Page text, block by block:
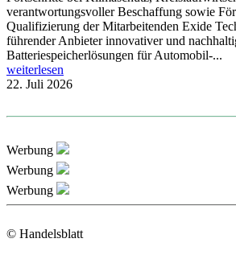
verantwortungsvoller Beschaffung sowie
Qualifizierung der Mitarbeitenden Exide
führender Anbieter innovativer und
Batteriespeicherlösungen für Automobil-...
weiterlesen
22. Juli 2026
Werbung
Werbung
Werbung
© Handelsblatt